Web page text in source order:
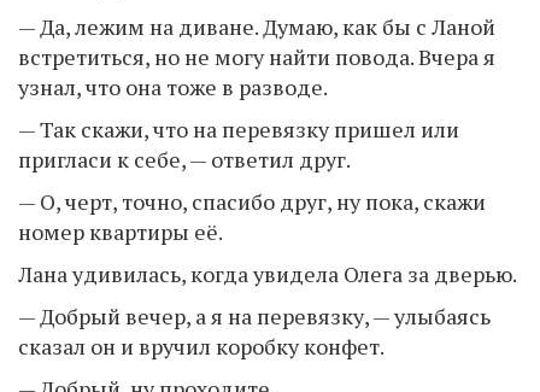
— Да, лежим на диване. Думаю, как бы с Ланой
встретиться, но не могу найти повода. Вчера я
узнал, что она тоже в разводе.
— Так скажи, что на перевязку пришел или
пригласи к себе, — ответил друг.
— О, черт, точно, спасибо друг, ну пока, скажи
номер квартиры её.
Лана удивилась, когда увидела Олега за дверью.
— Добрый вечер, а я на перевязку, — улыбаясь
сказал он и вручил коробку конфет.